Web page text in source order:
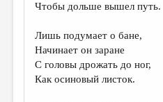
Чтобы дольше вышел путь.
Лишь подумает о бане,
Начинает он заране
С головы дрожать до ног,
Как осиновый листок.